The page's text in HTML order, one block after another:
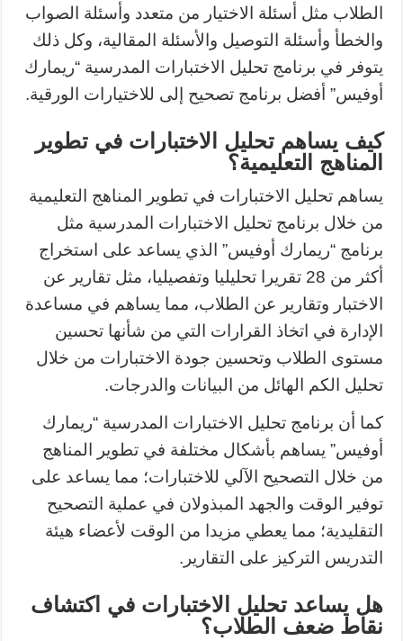
الطلاب مثل أسئلة الاختيار من متعدد وأسئلة الصواب
والخطأ وأسئلة التوصيل والأسئلة المقالية، وكل ذلك
يتوفر في برنامج تحليل الاختبارات المدرسية “ريمارك
أوفيس” أفضل برنامج تصحيح إلى للاختيارات الورقية.
كيف يساهم تحليل الاختبارات في تطوير
المناهج التعليمية؟
يساهم تحليل الاختبارات في تطوير المناهج التعليمية
من خلال برنامج تحليل الاختبارات المدرسية مثل
برنامج “ريمارك أوفيس” الذي يساعد على استخراج
أكثر من 28 تقريرا تحليليا وتفصيليا، مثل تقارير عن
الاختبار وتقارير عن الطلاب، مما يساهم في مساعدة
الإدارة في اتخاذ القرارات التي من شأنها تحسين
مستوى الطلاب وتحسين جودة الاختبارات من خلال
تحليل الكم الهائل من البيانات والدرجات.
كما أن برنامج تحليل الاختبارات المدرسية “ريمارك
أوفيس” يساهم بأشكال مختلفة في تطوير المناهج
من خلال التصحيح الآلي للاختبارات؛ مما يساعد على
توفير الوقت والجهد المبذولان في عملية التصحيح
التقليدية؛ مما يعطي مزيدا من الوقت لأعضاء هيئة
التدريس التركيز على التقارير.
هل يساعد تحليل الاختبارات في اكتشاف
نقاط ضعف الطلاب؟